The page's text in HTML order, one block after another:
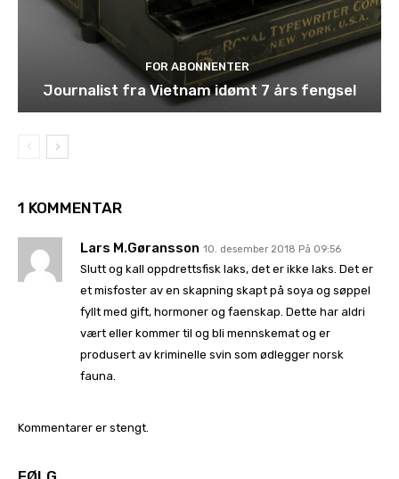
FOR ABONNENTER
Journalist fra Vietnam idømt 7 års fengsel
1 KOMMENTAR
Lars M.Gøransson 10. desember 2018 På 09:56
Slutt og kall oppdrettsfisk laks, det er ikke laks. Det er
et misfoster av en skapning skapt på soya og søppel
fyllt med gift, hormoner og faenskap. Dette har aldri
vært eller kommer til og bli mennskemat og er
produsert av kriminelle svin som ødlegger norsk
fauna.
Kommentarer er stengt.